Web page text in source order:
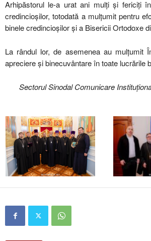
Arhipăstorul le-a urat ani mulți și fericiți
credincioșilor, totodată a mulţumit pentru
binele credincioșilor și a Bisericii Ortodoxe
La rândul lor, de asemenea au mulțumit
apreciere și binecuvântare în toate lucrările
Sectorul Sinodal Comunicare